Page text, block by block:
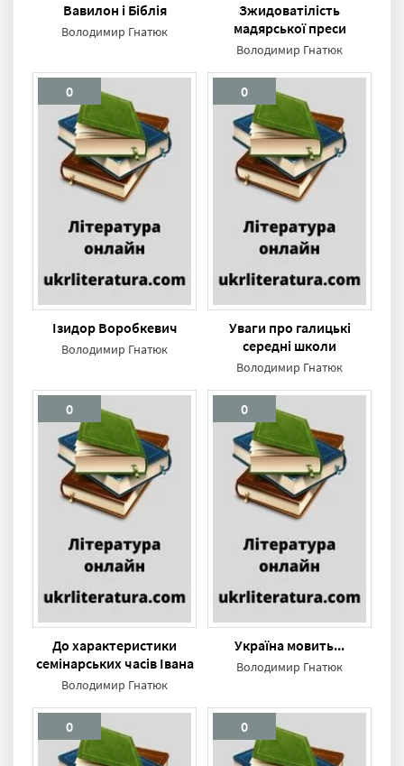
Вавилон і Біблія
Володимир Гнатюк
Зжидоватілість
мадярської преси
Володимир Гнатюк
0
Ізидор Воробкевич
Володимир Гнатюк
0
Уваги про галицькі
середні школи
Володимир Гнатюк
0
До характеристики
семінарських часів Івана
Котляревського
Володимир Гнатюк
0
Україна мовить...
Володимир Гнатюк
0 0